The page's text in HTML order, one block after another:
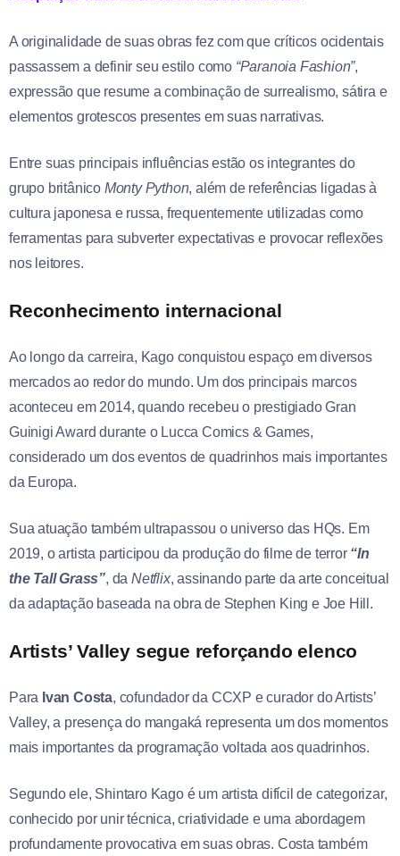
A originalidade de suas obras fez com que críticos ocidentais
passassem a definir seu estilo como “Paranoia Fashion”,
expressão que resume a combinação de surrealismo, sátira e
elementos grotescos presentes em suas narrativas.
Entre suas principais influências estão os integrantes do
grupo britânico Monty Python, além de referências ligadas à
cultura japonesa e russa, frequentemente utilizadas como
ferramentas para subverter expectativas e provocar reflexões
nos leitores.
Reconhecimento internacional
Ao longo da carreira, Kago conquistou espaço em diversos
mercados ao redor do mundo. Um dos principais marcos
aconteceu em 2014, quando recebeu o prestigiado Gran
Guinigi Award durante o Lucca Comics & Games,
considerado um dos eventos de quadrinhos mais importantes
da Europa.
Sua atuação também ultrapassou o universo das HQs. Em
2019, o artista participou da produção do filme de terror “In
the Tall Grass”, daNetflix, assinando parte da arte conceitual
da adaptação baseada na obra de Stephen King e Joe Hill.
Artists’ Valley segue reforçando elenco
Para Ivan Costa, cofundador da CCXP e curador do Artists’
Valley, a presença do mangaká representa um dos momentos
mais importantes da programação voltada aos quadrinhos.
Segundo ele, Shintaro Kago é um artista difícil de categorizar,
conhecido por unir técnica, criatividade e uma abordagem
profundamente provocativa em suas obras. Costa também